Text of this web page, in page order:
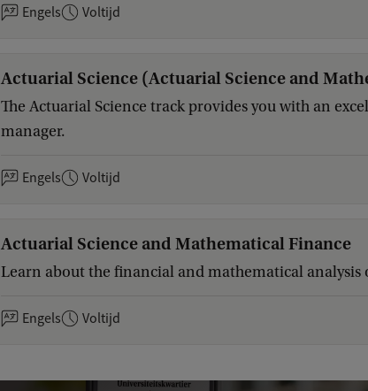
Engels Voltijd
Actuarial Science (Actuarial Science and
The Actuarial Science track provides you with an
manager.
Engels Voltijd
Actuarial Science and Mathematical Finance
Learn about the financial and mathematical
Engels Voltijd